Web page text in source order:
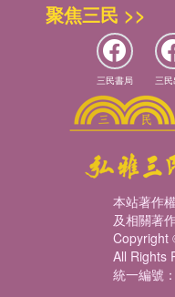
聚焦三民 >>
三民書局 三
本站著作
及相關著
Copyright
All Rights
統一編號